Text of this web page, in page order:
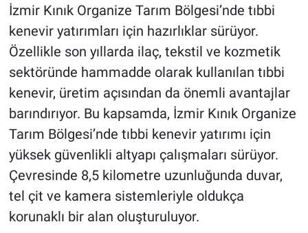
İzmir Kınık Organize Tarım Bölgesi’nde tıbbi
kenevir yatırımları için hazırlıklar sürüyor.
Özellikle son yıllarda ilaç, tekstil ve kozmetik
sektöründe hammadde olarak kullanılan tıbbi
kenevir, üretim açısından da önemli avantajlar
barındırıyor. Bu kapsamda, İzmir Kınık Organize
Tarım Bölgesi’nde tıbbi kenevir yatırımı için
yüksek güvenlikli altyapı çalışmaları sürüyor.
Çevresinde 8,5 kilometre uzunluğunda duvar,
tel çit ve kamera sistemleriyle oldukça
korunaklı bir alan oluşturuluyor.